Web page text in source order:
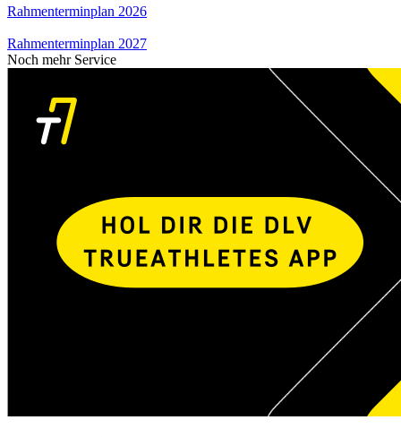
Rahmenterminplan 2026
Rahmenterminplan 2027
Noch mehr Service